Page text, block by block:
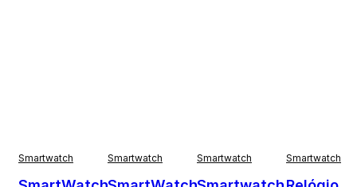
Smartwatch Smartwatch Smartwatch Smartwatch